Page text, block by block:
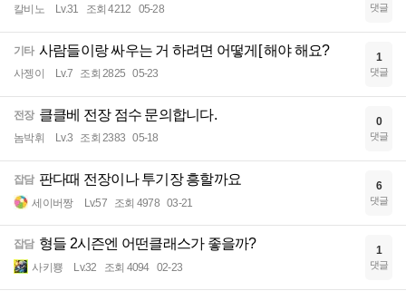
칼비노 Lv.31 조회 4212 05-28 댓글
기타 사람들이랑 싸우는 거 하려면 어떻게[ 해야 해요?
사젱이 Lv.7 조회 2825 05-23
1
댓글
전장 클클베 전장 점수 문의합니다.
놈박휘 Lv.3 조회 2383 05-18
0
댓글
잡담 판다때 전장이나 투기장 흥할까요
세이버짱 Lv.57 조회 4978 03-21
6
댓글
잡담 형들 2시즌엔 어떤클래스가 좋을까?
사키뿅 Lv.32 조회 4094 02-23
1
댓글